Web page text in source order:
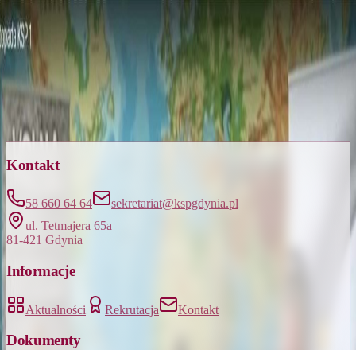
Święto Niepodległości 2025
1 zdjęć
Łącznie:1
Kontakt
58 660 64 64
sekretariat@kspgdynia.pl
ul. Tetmajera 65a
81-421 Gdynia
Informacje
Aktualności Rekrutacja Kontakt
Dokumenty